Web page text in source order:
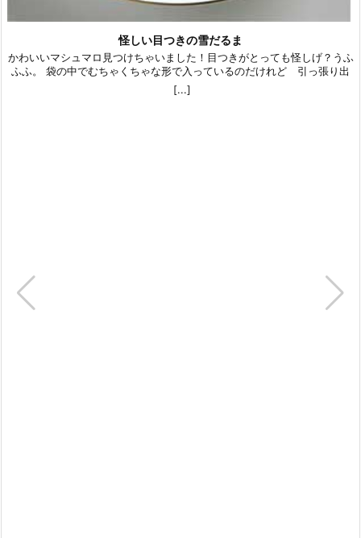
怪しい目つきの雪だるま
かわいいマシュマロ見つけちゃいました！目つきがとっても怪しげ？うふ
ふふ。 袋の中でむちゃくちゃな形で入っているのだけれど 引っ張り出
してぷにぷにさわると だいたい形がもどります。 でもよく見ると 目
が無かったり裏表で顔が違ったりしています。（スペイン製・2005年11
[...]